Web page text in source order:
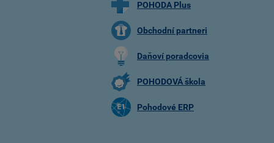
POHODA Plus
Obchodní partneri
Daňoví poradcovia
POHODOVÁ škola
Pohodové ERP